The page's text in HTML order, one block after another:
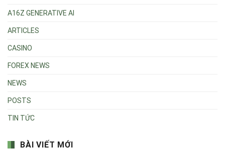
A16Z GENERATIVE AI
ARTICLES
CASINO
FOREX NEWS
NEWS
POSTS
TIN TỨC
BÀI VIẾT MỚI